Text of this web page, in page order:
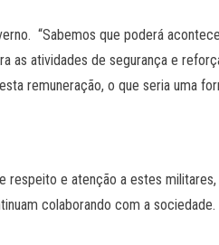
“Sabemos que poderá
as atividades de segurança e
remuneração, o que seria uma
respeito e atenção a estes militares,
colaborando com a sociedade.